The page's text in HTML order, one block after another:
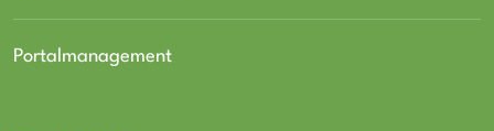
Portalmanagement